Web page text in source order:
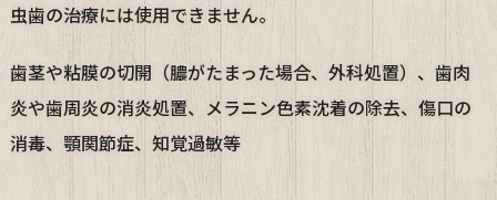
虫歯の治療には使用できません。
歯茎や粘膜の切開（膿がたまった場合、外科処置）、歯肉
炎や歯周炎の消炎処置、メラニン色素沈着の除去、傷口の
消毒、顎関節症、知覚過敏等